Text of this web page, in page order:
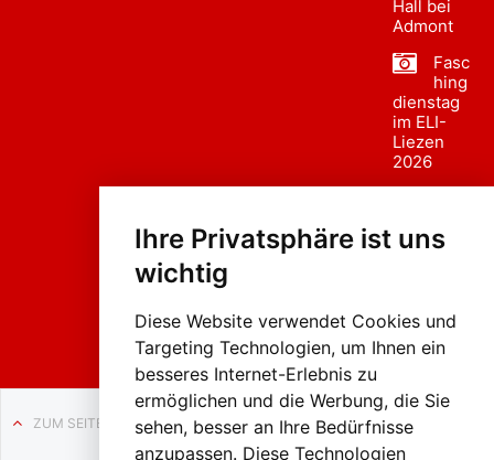
Ihre Privatsphäre ist uns
wichtig
Diese Website verwendet Cookies und
Targeting Technologien, um Ihnen ein
besseres Internet-Erlebnis zu
ermöglichen und die Werbung, die Sie
sehen, besser an Ihre Bedürfnisse
anzupassen. Diese Technologien
Hall bei
Admont
Fasc
hing
dienstag
im ELI-
Liezen
2026
sumzug
Liezen
ZUM SEITENANFANG